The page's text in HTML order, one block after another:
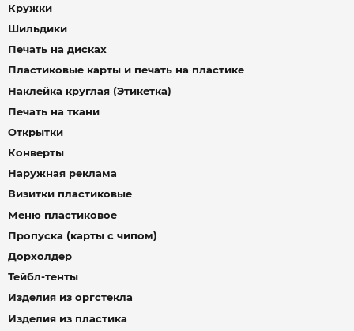
Кружки
Шильдики
Печать на дисках
Пластиковые карты и печать на пластике
Наклейка круглая (Этикетка)
Печать на ткани
Открытки
Конверты
Наружная реклама
Визитки пластиковые
Меню пластиковое
Пропуска (карты с чипом)
Дорхолдер
Тейбл-тенты
Изделия из оргстекла
Изделия из пластика